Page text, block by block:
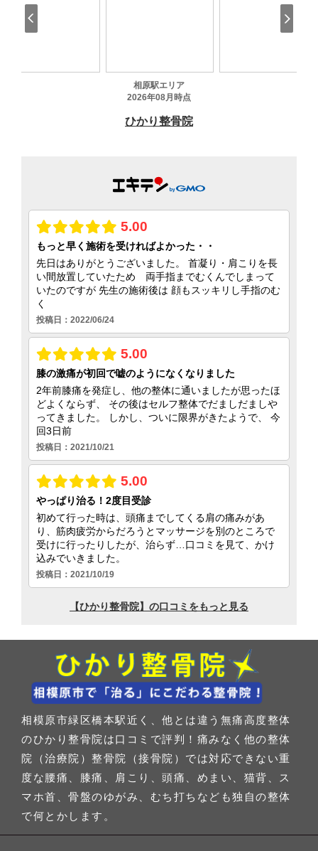
相模原市緑区橋本駅近く、他とは違う無痛高度整体
のひかり整骨院は口コミで評判！痛みなく他の整体
院（治療院）整骨院（接骨院）では対応できない重
度な腰痛、膝痛、肩こり、頭痛、めまい、猫背、ス
マホ首、骨盤のゆがみ、むち打ちなども独自の整体
で何とかします。